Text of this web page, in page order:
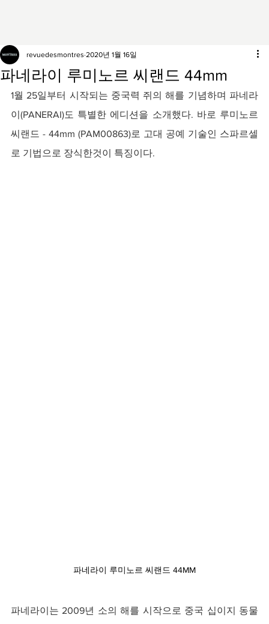
파네라이 루미노르 씨랜드 44mm
revuedesmontres 2020년 1월 16일
1월 25일부터 시작되는 중국력 쥐의 해를 기념하며 파네라
이(PANERAI)도 특별한 에디션을 소개했다. 바로 루미노르
씨랜드 - 44mm (PAM00863)로 고대 공예 기술인 스파르셀
로 기법으로 장식한것이 특징이다.
파네라이 루미노르 씨랜드 44MM
파네라이는 2009년 소의 해를 시작으로 중국 십이지 동물